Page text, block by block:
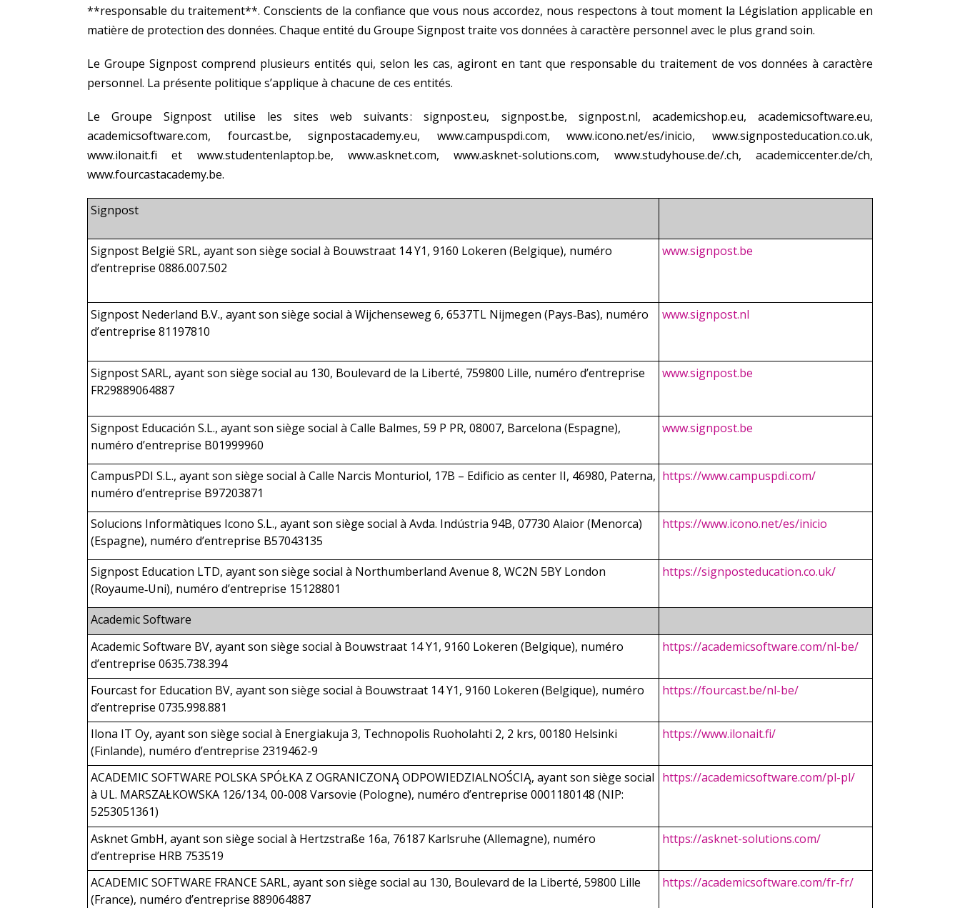
**responsable du traitement**. Conscients de la confiance que vous nous accordez, nous respectons à tout moment la Législation applicable en
matière de protection des données. Chaque entité du Groupe Signpost traite vos données à caractère personnel avec le plus grand soin.
Le Groupe Signpost comprend plusieurs entités qui, selon les cas, agiront en tant que responsable du traitement de vos données à caractère
personnel. La présente politique s’applique à chacune de ces entités.
Le Groupe Signpost utilise les sites web suivants : signpost.eu, signpost.be, signpost.nl, academicshop.eu, academicsoftware.eu,
academicsoftware.com, fourcast.be, signpostacademy.eu, www.campuspdi.com, www.icono.net/es/inicio, www.signposteducation.co.uk,
www.ilonait.fi et www.studentenlaptop.be, www.asknet.com, www.asknet-solutions.com, www.studyhouse.de/.ch, academiccenter.de/ch,
www.fourcastacademy.be.
Signpost
Signpost België SRL, ayant son siège social à Bouwstraat 14 Y1, 9160 Lokeren (Belgique), numéro
d’entreprise 0886.007.502
www.signpost.be
Signpost Nederland B.V., ayant son siège social à Wijchenseweg 6, 6537TL Nijmegen (Pays‑Bas), numéro
d’entreprise 81197810
www.signpost.nl
Signpost SARL, ayant son siège social au 130, Boulevard de la Liberté, 759800 Lille, numéro d’entreprise
FR29889064887
www.signpost.be
Signpost Educación S.L., ayant son siège social à Calle Balmes, 59 P PR, 08007, Barcelona (Espagne),
numéro d’entreprise B01999960
www.signpost.be
CampusPDI S.L., ayant son siège social à Calle Narcis Monturiol, 17B – Edificio as center II, 46980, Paterna,
numéro d’entreprise B97203871
https://www.campuspdi.com/
Solucions Informàtiques Icono S.L., ayant son siège social à Avda. Indústria 94B, 07730 Alaior (Menorca)
(Espagne), numéro d’entreprise B57043135
https://www.icono.net/es/inicio
Signpost Education LTD, ayant son siège social à Northumberland Avenue 8, WC2N 5BY London
(Royaume‑Uni), numéro d’entreprise 15128801
https://signposteducation.co.uk/
Academic Software
Academic Software BV, ayant son siège social à Bouwstraat 14 Y1, 9160 Lokeren (Belgique), numéro
d’entreprise 0635.738.394
https://academicsoftware.com/nl-be/
Fourcast for Education BV, ayant son siège social à Bouwstraat 14 Y1, 9160 Lokeren (Belgique), numéro
d’entreprise 0735.998.881
https://fourcast.be/nl-be/
Ilona IT Oy, ayant son siège social à Energiakuja 3, Technopolis Ruoholahti 2, 2 krs, 00180 Helsinki
(Finlande), numéro d’entreprise 2319462-9
https://www.ilonait.fi/
ACADEMIC SOFTWARE POLSKA SPÓŁKA Z OGRANICZONĄ ODPOWIEDZIALNOŚCIĄ, ayant son siège social
à UL. MARSZAŁKOWSKA 126/134, 00-008 Varsovie (Pologne), numéro d’entreprise 0001180148 (NIP:
5253051361)
https://academicsoftware.com/pl-pl/
Asknet GmbH, ayant son siège social à Hertzstraße 16a, 76187 Karlsruhe (Allemagne), numéro
d’entreprise HRB 753519
https://asknet-solutions.com/
ACADEMIC SOFTWARE FRANCE SARL, ayant son siège social au 130, Boulevard de la Liberté, 59800 Lille
(France), numéro d’entreprise 889064887
https://academicsoftware.com/fr-fr/